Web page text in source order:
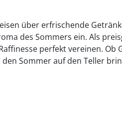
über erfrischende
des Sommers ein. Als
perfekt vereinen. Ob
Sommer auf den Teller